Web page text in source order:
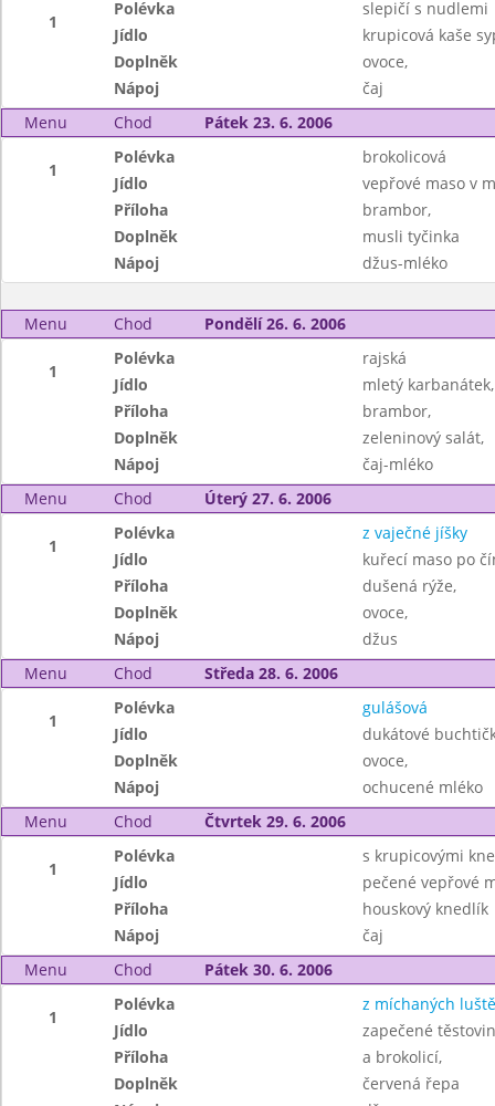
1
Polévka
slepičí s nudlemi
Jídlo
krupicová kaše
Doplněk
ovoce,
Nápoj
čaj
Menu
Chod Pátek 23. 6. 2006
1
Polévka
brokolicová
Jídlo
vepřové maso v
Příloha
brambor,
Doplněk
musli tyčinka
Nápoj
džus-mléko
Menu Chod Pondělí 26. 6. 2006
1
Polévka
rajská
Jídlo
mletý karbanátek,
Příloha
brambor,
Doplněk
zeleninový salát,
Nápoj
čaj-mléko
Menu
Chod Úterý 27. 6. 2006
1
Polévka
z vaječné jíšky
Jídlo
kuřecí maso po
Příloha
dušená rýže,
Doplněk
ovoce,
Nápoj
džus
Menu
Chod Středa 28. 6. 2006
1
Polévka
gulášová
Jídlo
dukátové
Doplněk
ovoce,
Nápoj
ochucené mléko
Menu
Chod Čtvrtek 29. 6. 2006
1
Polévka
s krupicovými
Jídlo
pečené vepřové
Příloha
houskový knedlík
Nápoj
čaj
Menu
Chod Pátek 30. 6. 2006
1
Polévka
z míchaných
Jídlo
zapečené
Příloha
a brokolicí,
Doplněk
červená řepa